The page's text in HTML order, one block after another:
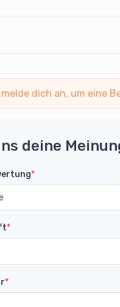
dich an, um eine
deine
*
*
*